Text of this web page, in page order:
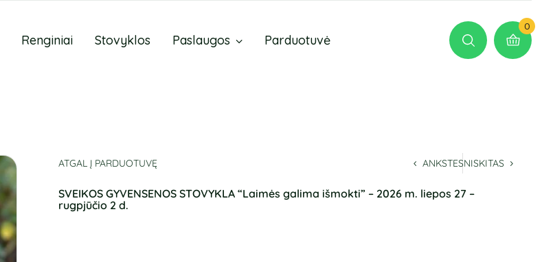
Renginiai Stovyklos Paslaugos Parduotuvė
0
ATGAL Į PARDUOTUVĘ ANKSTESNISKITAS
SVEIKOS GYVENSENOS STOVYKLA “Laimės galima išmokti” – 2026 m. liepos 27 –
rugpjūčio 2 d.